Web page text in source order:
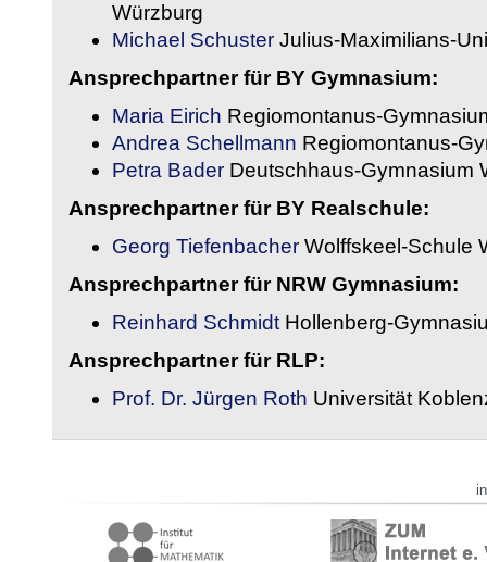
Würzburg
Michael Schuster Julius-Maximilians-
Ansprechpartner für BY Gymnasium:
Maria Eirich Regiomontanus-
Andrea Schellmann Regiomontanus-
Petra Bader Deutschhaus-Gymnasium
Ansprechpartner für BY Realschule:
Georg Tiefenbacher Wolffskeel-Schule
Ansprechpartner für NRW Gymnasium:
Reinhard Schmidt Hollenberg-
Ansprechpartner für RLP:
Prof. Dr. Jürgen Roth Universität